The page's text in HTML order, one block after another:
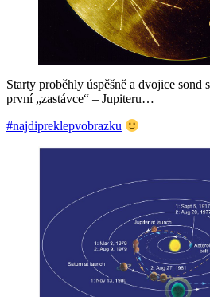
Starty proběhly úspěšně a dvojice sond
první „zastávce“ – Jupiteru…
#najdipreklepvobrazku